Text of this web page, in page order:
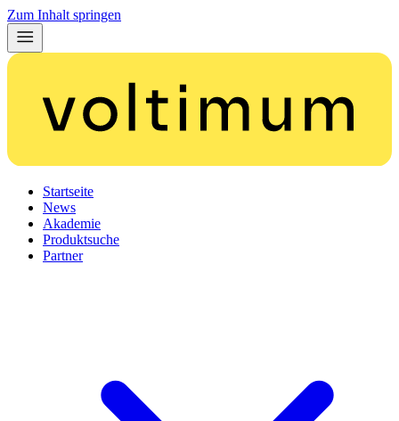
Zum Inhalt springen
Startseite
News
Akademie
Produktsuche
Partner